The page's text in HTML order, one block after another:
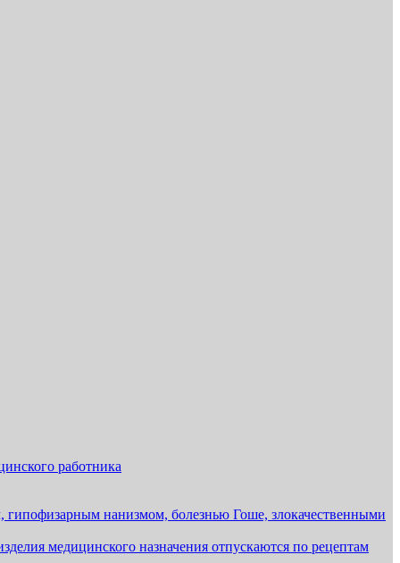
работника
гипофизарным нанизмом, болезнью Гоше, злокачественными
медицинского назначения отпускаются по рецептам